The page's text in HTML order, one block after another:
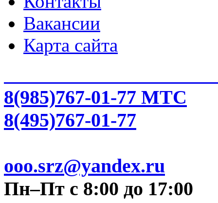
Вакансии
Карта сайта
8(985)767-01-77 МТС
8(495)767-01-77
ooo.srz@yandex.ru
Пн–Пт с 8:00 до 17:00